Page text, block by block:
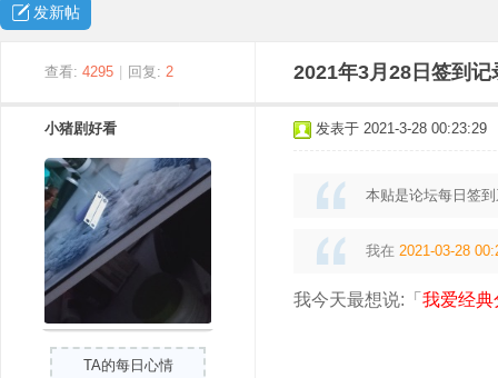
› ›
发新帖
查看: 4295 回复: 2 2021年3月28日签到记
小猪剧好看
TA的每日心情
发表于 2021-3-28 00:23:29
本贴是论坛每日签
我在 2021-03-28
我今天最想说:「 我爱经典